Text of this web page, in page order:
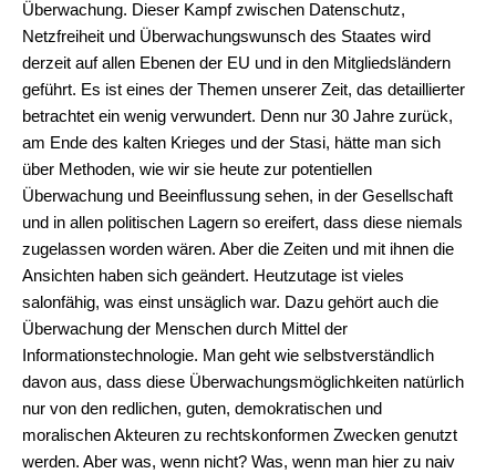
Überwachung. Dieser Kampf zwischen Datenschutz,
Netzfreiheit und Überwachungswunsch des Staates wird
derzeit auf allen Ebenen der EU und in den Mitgliedsländern
geführt. Es ist eines der Themen unserer Zeit, das detaillierter
betrachtet ein wenig verwundert. Denn nur 30 Jahre zurück,
am Ende des kalten Krieges und der Stasi, hätte man sich
über Methoden, wie wir sie heute zur potentiellen
Überwachung und Beeinflussung sehen, in der Gesellschaft
und in allen politischen Lagern so ereifert, dass diese niemals
zugelassen worden wären. Aber die Zeiten und mit ihnen die
Ansichten haben sich geändert. Heutzutage ist vieles
salonfähig, was einst unsäglich war. Dazu gehört auch die
Überwachung der Menschen durch Mittel der
Informationstechnologie. Man geht wie selbstverständlich
davon aus, dass diese Überwachungsmöglichkeiten natürlich
nur von den redlichen, guten, demokratischen und
moralischen Akteuren zu rechtskonformen Zwecken genutzt
werden. Aber was, wenn nicht? Was, wenn man hier zu naiv